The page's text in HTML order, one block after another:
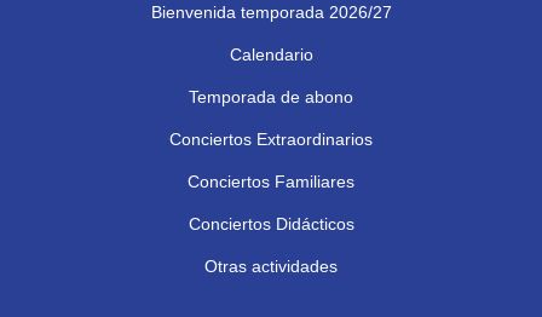
Bienvenida temporada 2026/27
Calendario
Temporada de abono
Conciertos Extraordinarios
Conciertos Familiares
Conciertos Didácticos
Otras actividades